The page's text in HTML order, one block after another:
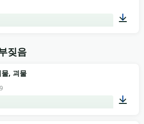
짖음
, 괴물